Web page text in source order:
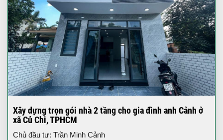
Xây dựng trọn gói nhà 2 tầng cho gia đình anh Cảnh ở
xã Củ Chi, TPHCM
Chủ đầu tư: Trần Minh Cảnh